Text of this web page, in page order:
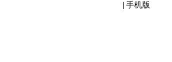
| 手机版